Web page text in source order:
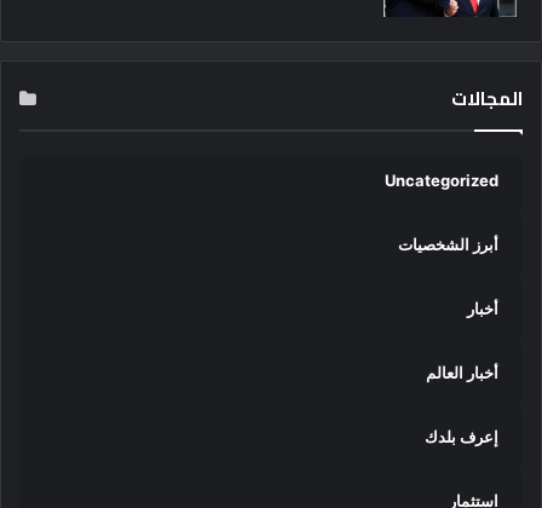
المجالات
Uncategorized
أبرز الشخصيات
أخبار
أخبار العالم
إعرف بلدك
استثمار